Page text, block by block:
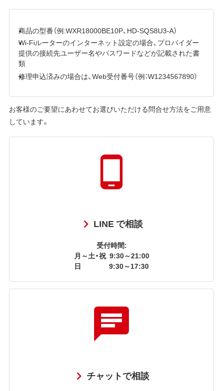
商品の型番（例:WXR18000BE10P、HD-SQS8U3-A）
Wi-Fiルーターのインターネット設定の場合、プロバイダー
提供の接続先ユーザー名やパスワードなどが記載された書
類
修理申込済みの場合は、Web受付番号（例：W1234567890）
お客様のご要望にあわせてお選びいただける問合せ方法をご用意
しています。
LINE で相談
受付時間:
月～土・祝 9:30～21:00
日
9:30～17:30
チャットで相談